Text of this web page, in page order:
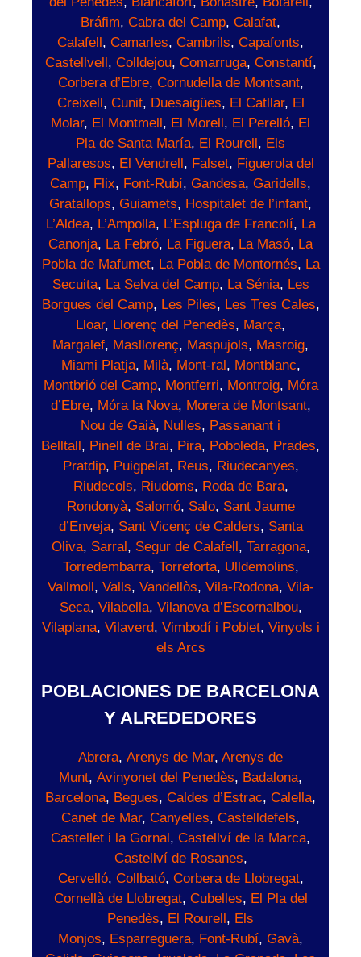
Bráfim, Cabra del Camp, Calafat,
Calafell, Camarles, Cambrils, Capafonts,
Castellvell, Colldejou, Comarruga, Constantí,
Corbera d’Ebre, Cornudella de Montsant,
Creixell, Cunit, Duesaigües, El Catllar, El
Molar, El Montmell, El Morell, El Perelló, El
Pla de Santa María, El Rourell, Els
Pallaresos, El Vendrell, Falset, Figuerola del
Camp, Flix, Font-Rubí, Gandesa, Garidells,
Gratallops, Guiamets, Hospitalet de l’infant,
L’Aldea, L’Ampolla, L’Espluga de Francolí, La
Canonja, La Febró, La Figuera, La Masó, La
Pobla de Mafumet, La Pobla de Montornés, La
Secuita, La Selva del Camp, La Sénia, Les
Borgues del Camp, Les Piles, Les Tres Cales,
Lloar, Llorenç del Penedès, Marça,
Margalef, Masllorenç, Maspujols, Masroig,
Miami Platja, Milà, Mont-ral, Montblanc,
Montbrió del Camp, Montferri, Montroig, Móra
d’Ebre, Móra la Nova, Morera de Montsant,
Nou de Gaià, Nulles, Passanant i
Belltall, Pinell de Brai, Pira, Poboleda, Prades,
Pratdip, Puigpelat, Reus, Riudecanyes,
Riudecols, Riudoms, Roda de Bara,
Rondonyà, Salomó, Salo, Sant Jaume
d’Enveja, Sant Vicenç de Calders, Santa
Oliva, Sarral, Segur de Calafell, Tarragona,
Torredembarra, Torreforta, Ulldemolins,
Vallmoll, Valls, Vandellòs, Vila-Rodona, Vila-
Seca, Vilabella, Vilanova d’Escornalbou,
Vilaplana, Vilaverd, Vimbodí i Poblet, Vinyols i
els Arcs
POBLACIONES DE BARCELONA
Y ALREDEDORES
Abrera, Arenys de Mar, Arenys de
Munt, Avinyonet del Penedès, Badalona,
Barcelona, Begues, Caldes d’Estrac, Calella,
Canet de Mar, Canyelles, Castelldefels,
Castellet i la Gornal, Castellví de la Marca,
Castellví de Rosanes,
Cervelló, Collbató, Corbera de Llobregat,
Cornellà de Llobregat, Cubelles, El Pla del
Penedès, El Rourell, Els
Monjos, Esparreguera, Font-Rubí, Gavà,